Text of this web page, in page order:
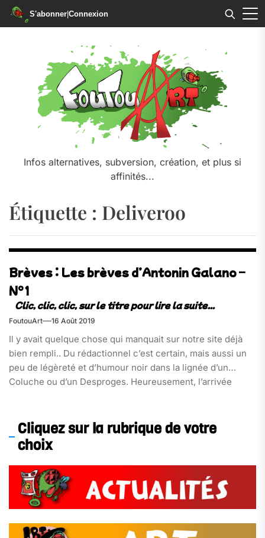
S'abonner|Connexion
Infos alternatives, subversion, création, et plus si
affinités...
Étiquette : Deliveroo
Brèves : Les brèves d’Antonin Galano –
N°1
FoutouArt 16 Août 2019
Il y avait quelque chose qui manquait sur notre site déjà
bien rempli.. Du rédactionnel c’est certain, mais aussi un
peu de légèreté et d’humour noir dans la lignée d’un
Coluche ou d’un Desproges. Heureusement, l’arrivée
tous azimuts.
Cliquez sur la rubrique de votre
choix